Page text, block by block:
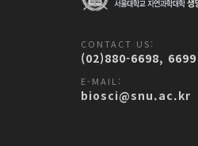
CONTACT US:
(02)880-6698, 6699
E-MAIL:
biosci@snu.ac.kr